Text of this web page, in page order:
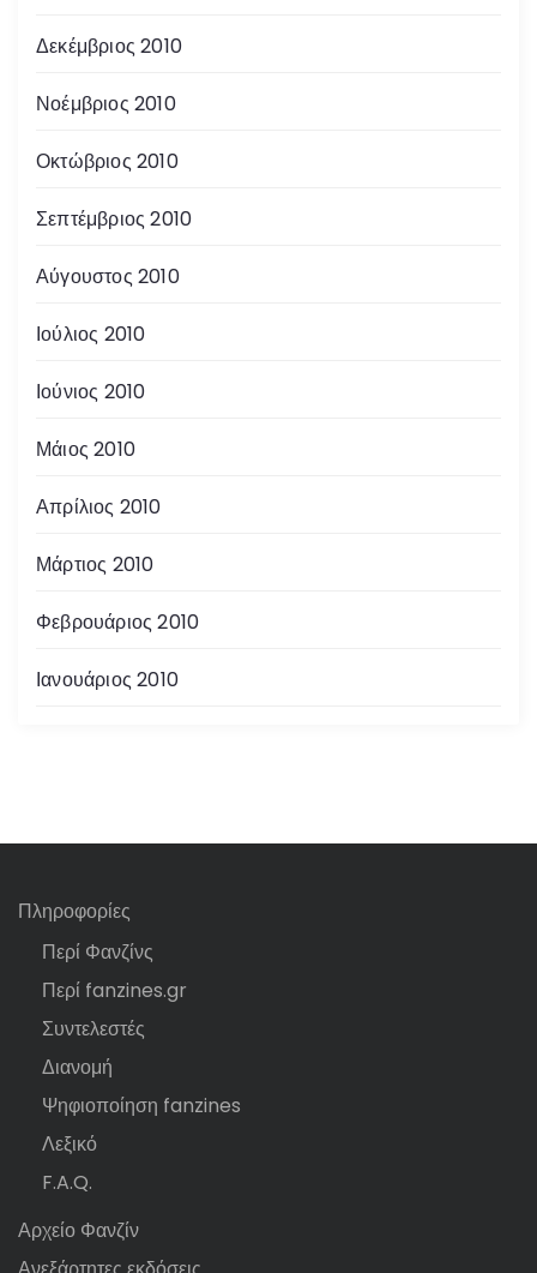
Δεκέμβριος 2010
Νοέμβριος 2010
Οκτώβριος 2010
Σεπτέμβριος 2010
Αύγουστος 2010
Ιούλιος 2010
Ιούνιος 2010
Μάιος 2010
Απρίλιος 2010
Μάρτιος 2010
Φεβρουάριος 2010
Ιανουάριος 2010
Πληροφορίες
Περί Φανζίνς
Περί fanzines.gr
Συντελεστές
Διανομή
Ψηφιοποίηση fanzines
Λεξικό
F.A.Q.
Αρχείο Φανζίν